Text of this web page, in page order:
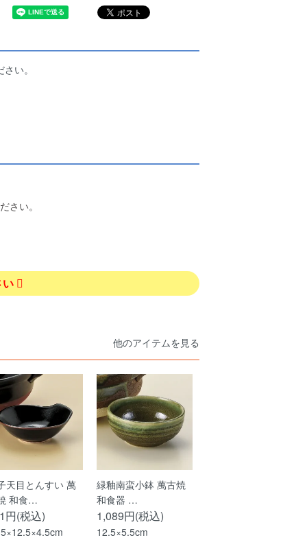
い。
さい。
他のアイテムを見る
天目とんすい 萬
和食…
円(税込)
緑釉南蛮小鉢 萬古焼
和食器 …
1,089円(税込)
12.5×5.5cm